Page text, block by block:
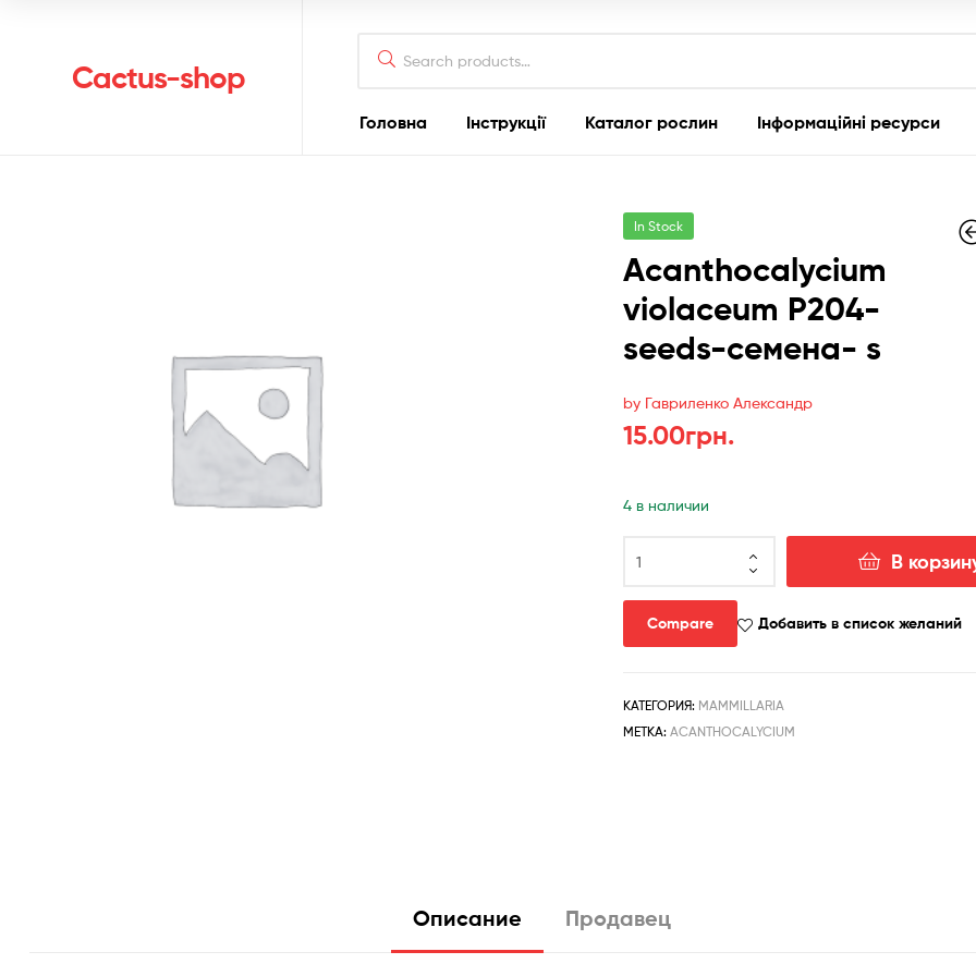
Cactus-shop
for:
Головна Інструкції Каталог рослин Інформаційні ресурси
In Stock
Acanthocalycium
violaceum P204-
seeds-семена- s
by Гавриленко Александр
15.00грн.
4 в наличии
товара
violaceum
P204-
s
В
Compare Добавить в список желаний
КАТЕГОРИЯ: MAMMILLARIA
МЕТКА: ACANTHOCALYCIUM
Описание Продавец